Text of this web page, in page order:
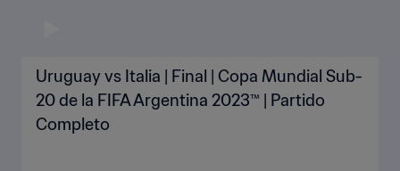
Uruguay vs Italia | Final | Copa Mundial Sub-
20 de la FIFA Argentina 2023™ | Partido
Completo